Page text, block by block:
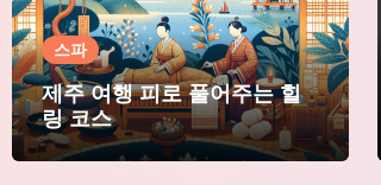
스파
제주 여행 피로 풀어주는 힐
링 코스